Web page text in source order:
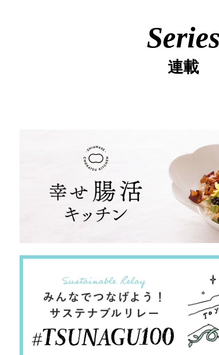
連載